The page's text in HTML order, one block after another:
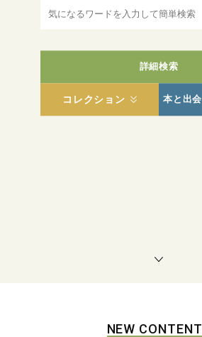
詳細検索
コレクション 本と出
NEW